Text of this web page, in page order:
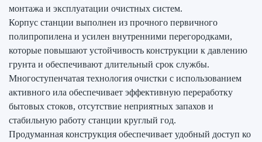
монтажа и эксплуатации очистных систем.
Корпус станции выполнен из прочного первичного
полипропилена и усилен внутренними перегородками,
которые повышают устойчивость конструкции к давлению
грунта и обеспечивают длительный срок службы.
Многоступенчатая технология очистки с использованием
активного ила обеспечивает эффективную переработку
бытовых стоков, отсутствие неприятных запахов и
стабильную работу станции круглый год.
Продуманная конструкция обеспечивает удобный доступ ко